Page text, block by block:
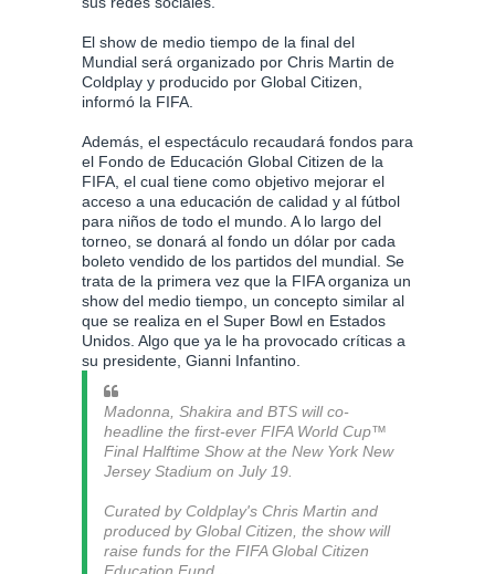
El show de medio tiempo de la final del
Mundial será organizado por Chris Martin de
Coldplay y producido por Global Citizen,
informó la FIFA.
Además, el espectáculo recaudará fondos para
el Fondo de Educación Global Citizen de la
FIFA, el cual tiene como objetivo mejorar el
acceso a una educación de calidad y al fútbol
para niños de todo el mundo. A lo largo del
torneo, se donará al fondo un dólar por cada
boleto vendido de los partidos del mundial. Se
trata de la primera vez que la FIFA organiza un
show del medio tiempo, un concepto similar al
que se realiza en el Super Bowl en Estados
Unidos. Algo que ya le ha provocado críticas a
su presidente, Gianni Infantino.
Madonna, Shakira and BTS will co-
headline the first-ever FIFA World Cup™
Final Halftime Show at the New York New
Jersey Stadium on July 19.
Curated by Coldplay's Chris Martin and
produced by Global Citizen, the show will
raise funds for the FIFA Global Citizen
Education Fund,…